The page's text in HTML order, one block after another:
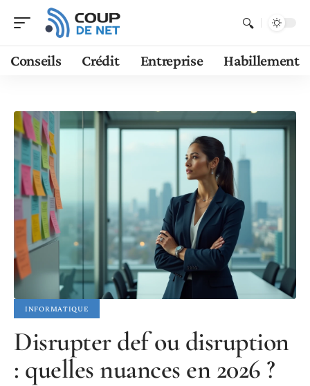
Conseils Crédit Entreprise Habillement
INFORMATIQUE
Disrupter def ou disruption
: quelles nuances en 2026 ?